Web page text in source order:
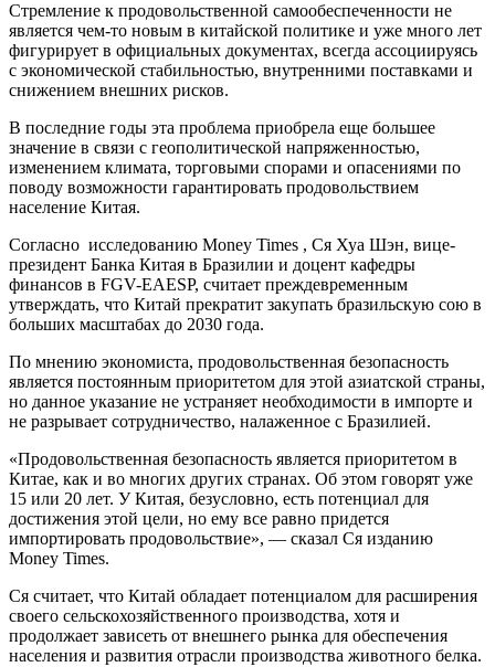
Стремление к продовольственной самообеспеченности не
является чем-то новым в китайской политике и уже много лет
фигурирует в официальных документах, всегда ассоциируясь
с экономической стабильностью, внутренними поставками и
снижением внешних рисков.
В последние годы эта проблема приобрела еще большее
значение в связи с геополитической напряженностью,
изменением климата, торговыми спорами и опасениями по
поводу возможности гарантировать продовольствием
население Китая.
Согласно исследованию Money Times , Ся Хуа Шэн, вице-
президент Банка Китая в Бразилии и доцент кафедры
финансов в FGV-EAESP, считает преждевременным
утверждать, что Китай прекратит закупать бразильскую сою в
больших масштабах до 2030 года.
По мнению экономиста, продовольственная безопасность
является постоянным приоритетом для этой азиатской страны,
но данное указание не устраняет необходимости в импорте и
не разрывает сотрудничество, налаженное с Бразилией.
«Продовольственная безопасность является приоритетом в
Китае, как и во многих других странах. Об этом говорят уже
15 или 20 лет. У Китая, безусловно, есть потенциал для
достижения этой цели, но ему все равно придется
импортировать продовольствие», — сказал Ся изданию
Money Times.
Ся считает, что Китай обладает потенциалом для расширения
своего сельскохозяйственного производства, хотя и
продолжает зависеть от внешнего рынка для обеспечения
населения и развития отрасли производства животного белка.